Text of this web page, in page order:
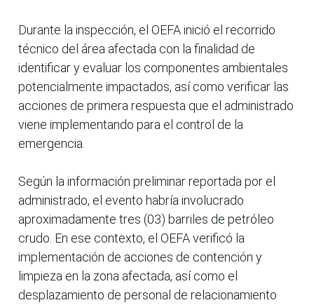
Durante la inspección, el OEFA inició el recorrido
técnico del área afectada con la finalidad de
identificar y evaluar los componentes ambientales
potencialmente impactados, así como verificar las
acciones de primera respuesta que el administrado
viene implementando para el control de la
emergencia.
Según la información preliminar reportada por el
administrado, el evento habría involucrado
aproximadamente tres (03) barriles de petróleo
crudo. En ese contexto, el OEFA verificó la
implementación de acciones de contención y
limpieza en la zona afectada, así como el
desplazamiento de personal de relacionamiento